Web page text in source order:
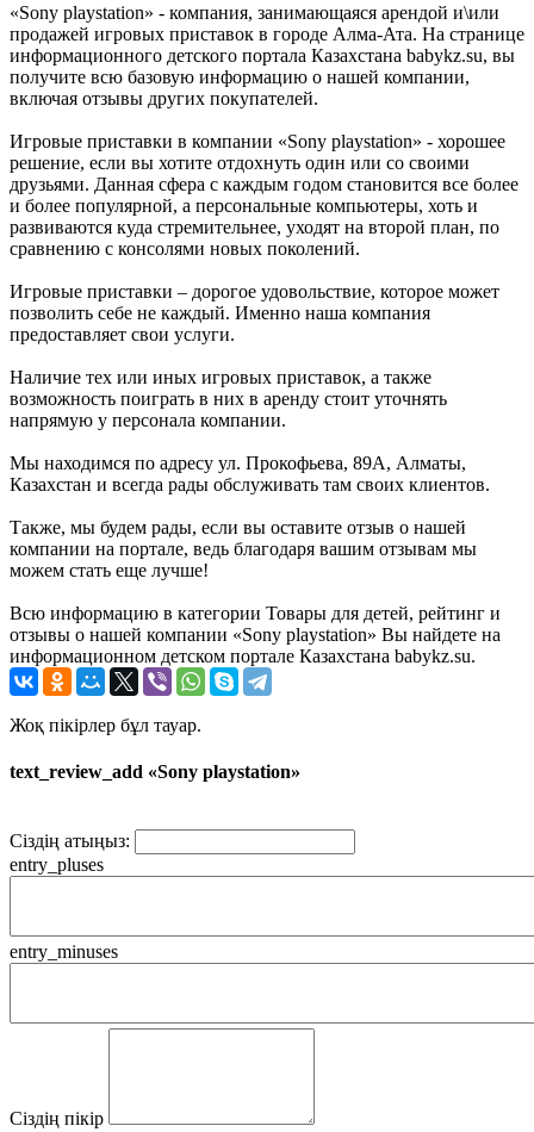
«Sony playstation» - компания, занимающаяся арендой и\или
продажей игровых приставок в городе Алма-Ата. На странице
информационного детского портала Казахстана babykz.su, вы
получите всю базовую информацию о нашей компании,
включая отзывы других покупателей.
Игровые приставки в компании «Sony playstation» - хорошее
решение, если вы хотите отдохнуть один или со своими
друзьями. Данная сфера с каждым годом становится все более
и более популярной, а персональные компьютеры, хоть и
развиваются куда стремительнее, уходят на второй план, по
сравнению с консолями новых поколений.
Игровые приставки – дорогое удовольствие, которое может
позволить себе не каждый. Именно наша компания
предоставляет свои услуги.
Наличие тех или иных игровых приставок, а также
возможность поиграть в них в аренду стоит уточнять
напрямую у персонала компании.
Мы находимся по адресу ул. Прокофьева, 89А, Алматы,
Казахстан и всегда рады обслуживать там своих клиентов.
Также, мы будем рады, если вы оставите отзыв о нашей
компании на портале, ведь благодаря вашим отзывам мы
можем стать еще лучше!
Всю информацию в категории Товары для детей, рейтинг и
отзывы о нашей компании «Sony playstation» Вы найдете на
информационном детском портале Казахстана babykz.su.
Жоқ пікірлер бұл тауар.
text_review_add «Sony playstation»
Сіздің атыңыз:
entry_pluses
entry_minuses
Сіздің пікір